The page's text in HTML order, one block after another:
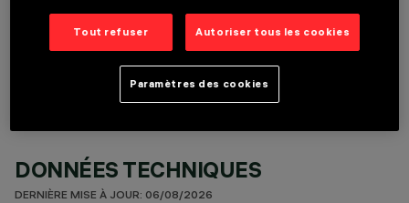
COMPOSANTS OPTIONNELS
DONNÉES TECHNIQUES
DERNIÈRE MISE À JOUR: 06/08/2026
Tout refuser Autoriser tous les cookies
Paramètres des cookies